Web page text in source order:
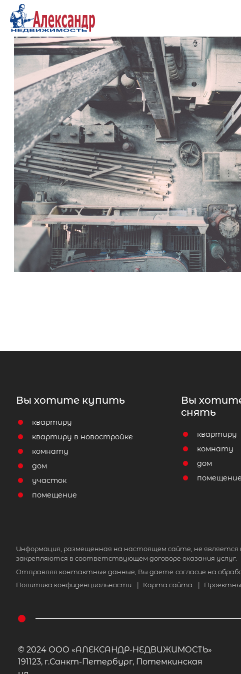
Вы хотите купить
квартиру
квартиру в новостройке
комнату
дом
участок
помещение
Вы
снять
квартиру
комнату
дом
помещение
Информация, размещенная на настоящем сайте, не является
закрепляются в соответствующем договоре оказания услуг.
Отправляя контактные данные, Вы даете согласие на
Политика конфиденциальности
Карта сайта
© 2024 ООО «АЛЕКСАНДР-НЕДВИЖИМОСТЬ»
191123, г.Санкт-Петербург, Потемкинская